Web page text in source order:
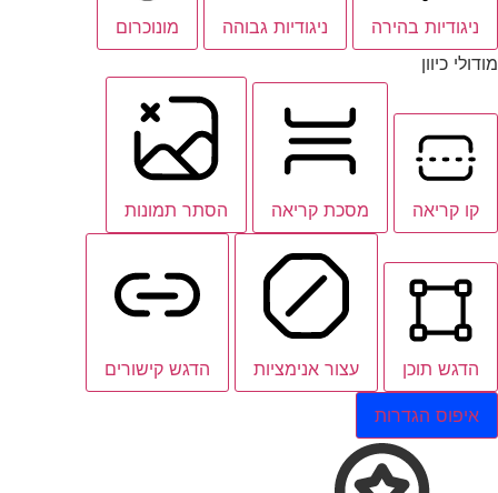
ניגודיות בהירה ניגודיות גבוהה
מונוכרום
מודולי כיוון
קו קריאה מסכת קריאה הסתר תמונות
הדגש תוכן עצור אנימציות הדגש קישורים
איפוס הגדרות